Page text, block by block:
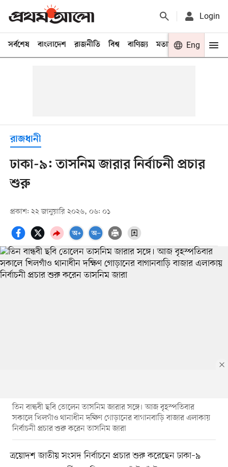
Login
সর্বশেষ বাংলাদেশ রাজনীতি বিশ্ব বাণিজ্য মতামত খেলা
Eng
রাজধানী
ঢাকা-৯: তাসনিম জারার নির্বাচনী প্রচার
শুরু
প্রকাশ: ২২ জানুয়ারি ২০২৬, ০৬: ০১
তিন বান্ধবী ছবি তোলেন তাসনিম জারার সঙ্গে। আজ বৃহস্পতিবার
সকালে খিলগাঁও থানাধীন দক্ষিণ গোড়ানের বাগানবাড়ি বাজার এলাকায়
নির্বাচনী প্রচার শুরু করেন তাসনিম জারা
ত্রয়োদশ জাতীয় সংসদ নির্বাচনে প্রচার শুরু করেছেন ঢাকা–৯